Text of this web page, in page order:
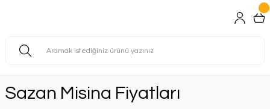
Sazan Misina Fiyatları